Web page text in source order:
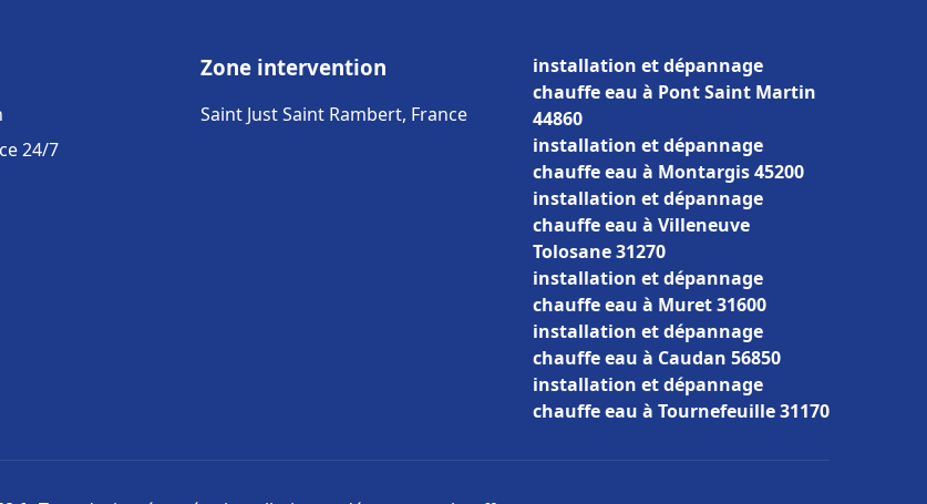
24/7
Zone intervention
Saint Just Saint Rambert, France
installation et dépannage
chauffe eau à Pont Saint Martin
44860
installation et dépannage
chauffe eau à Montargis 45200
installation et dépannage
chauffe eau à Villeneuve
Tolosane 31270
installation et dépannage
chauffe eau à Muret 31600
installation et dépannage
chauffe eau à Caudan 56850
installation et dépannage
chauffe eau à Tournefeuille 31170